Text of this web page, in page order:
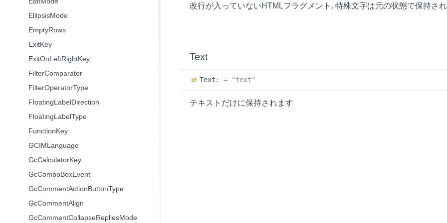
EllipsisMode
EmptyRows
ExitKey
ExitOnLeftRightKey
FilterComparator
FilterOperatorType
FloatingLabelDirection
FloatingLabelType
FunctionKey
GCIMLanguage
GcCalculatorKey
GcComboBoxEvent
GcCommentActionButtonType
GcCommentAlign
GcCommentCollapseRepliesMode
改行が入っていないHTMLフラグメント. 特殊文字は元の状態で保持さ
Text
Text : = "text"
テキストだけに保持されます